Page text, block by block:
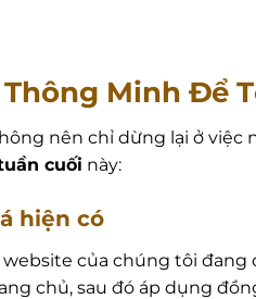
Minh Để
nên chỉ dừng lại ở việc
cuối này:
hiện có
của chúng tôi
chủ, sau đó áp dụng